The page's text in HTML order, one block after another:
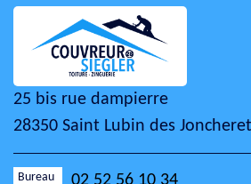
25 bis rue dampierre
28350 Saint Lubin des
Bureau 02 52 56 10 34